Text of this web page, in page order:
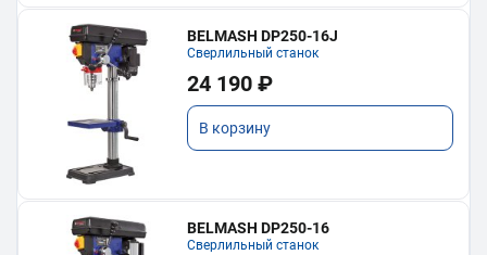
BELMASH DP250-16J
Сверлильный станок
24 190 ₽
В корзину
BELMASH DP250-16
Сверлильный станок